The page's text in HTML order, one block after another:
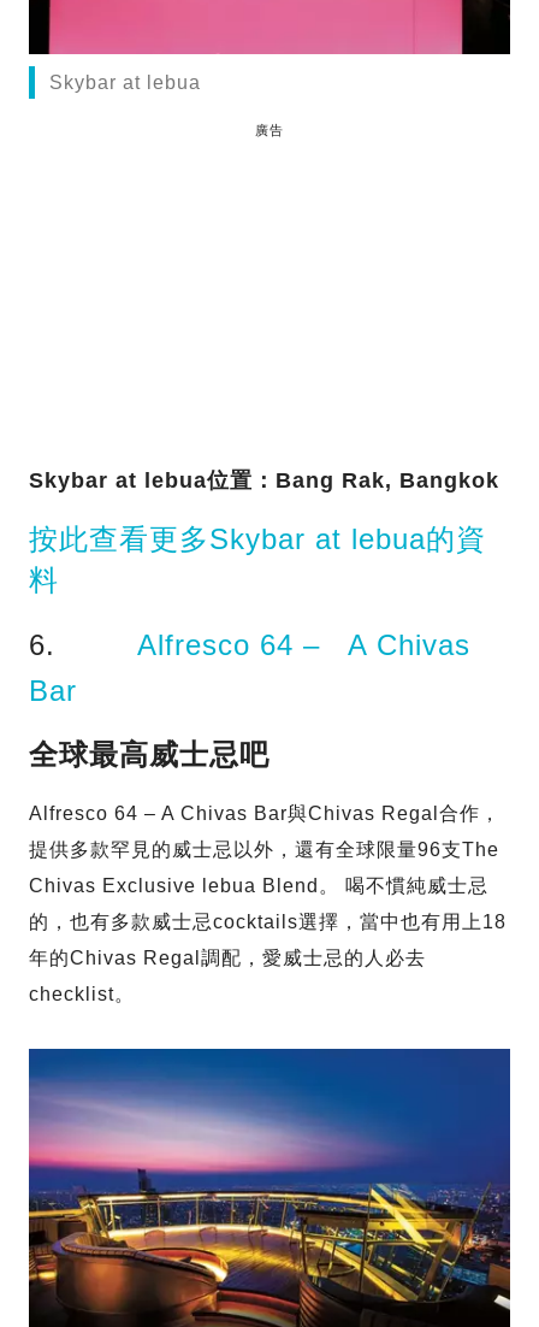
Skybar at lebua
廣告
Skybar at lebua位置：Bang Rak, Bangkok
按此查看更多Skybar at lebua的資
料
6.
Alfresco 64 – A Chivas
Bar
全球最高威士忌吧
Alfresco 64 – A Chivas Bar與Chivas Regal合作，
提供多款罕見的威士忌以外，還有全球限量96支The
Chivas Exclusive lebua Blend。 喝不慣純威士忌
的，也有多款威士忌cocktails選擇，當中也有用上18
年的Chivas Regal調配，愛威士忌的人必去
checklist。